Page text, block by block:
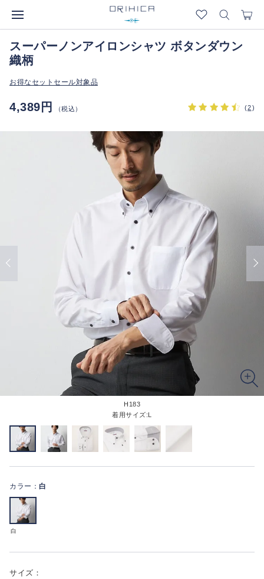
スーパーノンアイロンシャツ ボタンダウン
織柄
お得なセットセール対象品
4,389円 （税込） (2)
H183
着用サイズ:L
カラー： 白
白
サイズ：